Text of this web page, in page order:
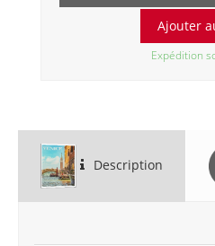
Expédition
Description